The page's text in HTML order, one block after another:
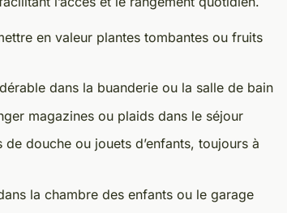
en valeur plantes tombantes ou fruits
dans la buanderie ou la salle de bain
magazines ou plaids dans le séjour
douche ou jouets d’enfants, toujours à
la chambre des enfants ou le garage